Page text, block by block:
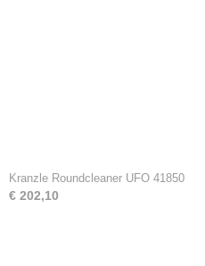
Kranzle Roundcleaner UFO 41850
€ 202,10